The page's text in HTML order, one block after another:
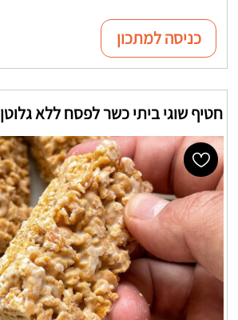
כניסה למתכון
חטיף שוגי ביתי כשר לפסח ללא גלוטן